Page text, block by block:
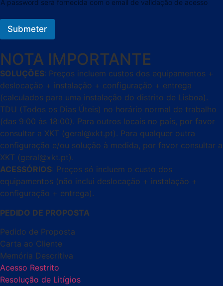
i
t
L
o
c
a
l
i
d
a
d
e
d
e
A password será fornecida com o email de validação de acesso
Submeter
NOTA IMPORTANTE
SOLUÇÕES: Preços incluem custos dos equipamentos +
deslocação + instalação + configuração + entrega
(calculados para uma instalação do distrito de Lisboa).
TDU (Todos os Dias Úteis) no horário normal de trabalho
(das 9:00 às 18:00). Para outros locais no país, por favor
consultar a XKT (geral@xkt.pt). Para qualquer outra
configuração e/ou solução à medida, por favor consultar a
XKT (geral@xkt.pt).
ACESSÓRIOS: Preços só incluem o custo dos
equipamentos (não inclui deslocação + instalação +
configuração + entrega).
PEDIDO DE PROPOSTA
Pedido de Proposta
Carta ao Cliente
Memória Descritiva
Acesso Restrito
Resolução de Litígios